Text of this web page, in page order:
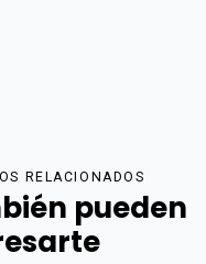
RELACIONADOS
pueden